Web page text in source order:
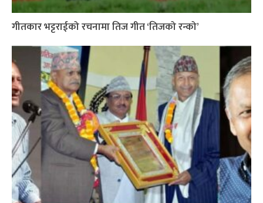
गीतकार भट्टराईको रचनामा तिज गीत ‘तिजको रन्को’